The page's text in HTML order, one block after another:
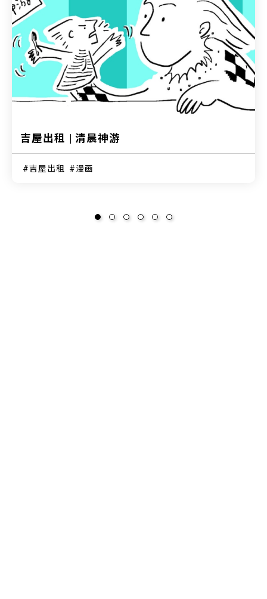
吉屋出租 | 清晨神游
吉屋出租 漫画